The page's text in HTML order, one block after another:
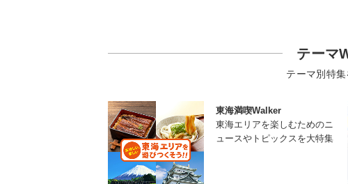
テーマ
テーマ別特集
東海満喫Walker
東海エリアを楽しむためのニ
ュースやトピックスを大特集